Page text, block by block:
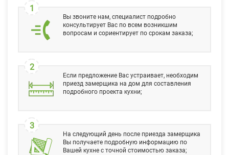
1
Вы звоните нам, специалист подробно
консультирует Вас по всем возникшим
вопросам и сориентирует по срокам заказа;
2
Если предложение Вас устраивает, необходим
приезд замерщика на дом для составления
подробного проекта кухни;
3
На следующий день после приезда замерщика
Вы получаете подробную информацию по
Вашей кухне с точной стоимостью заказа;